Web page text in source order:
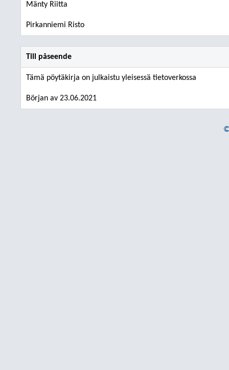
Mänty Riitta
Pirkanniemi Risto
Till påseende
Tämä pöytäkirja on julkaistu yleisessä tietoverkossa
Början av 23.06.2021